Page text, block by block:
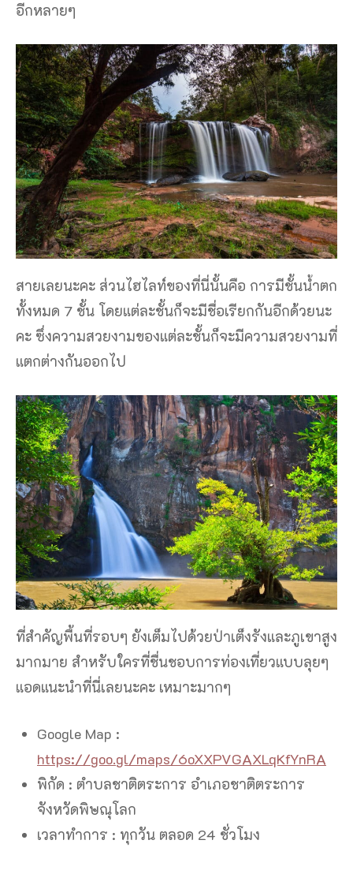
อีกหลายๆ
สายเลยนะคะ ส่วนไฮไลท์ของที่นี่นั้นคือ การมีชั้นน้ำตก
ทั้งหมด 7 ชั้น โดยแต่ละชั้นก็จะมีชื่อเรียกกันอีกด้วยนะ
คะ ซึ่งความสวยงามของแต่ละชั้นก็จะมีความสวยงามที่
แตกต่างกันออกไป
ที่สำคัญพื้นที่รอบๆ ยังเต็มไปด้วยป่าเต็งรังและภูเขาสูง
มากมาย สำหรับใครที่ชื่นชอบการท่องเที่ยวแบบลุยๆ
แอดแนะนำที่นี่เลยนะคะ เหมาะมากๆ
Google Map :
https://goo.gl/maps/6oXXPVGAXLqKfYnRA
พิกัด : ตำบลชาติตระการ อำเภอชาติตระการ
จังหวัดพิษณุโลก
เวลาทำการ : ทุกวัน ตลอด 24 ชั่วโมง